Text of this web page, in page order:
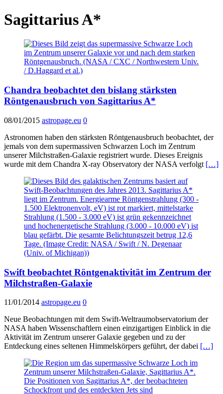
Sagittarius A*
Chandra beobachtet den bislang stärksten
Röntgenausbruch von Sagittarius A*
08/01/2015 astropage.eu 0
Astronomen haben den stärksten Röntgenausbruch beobachtet, der
jemals von dem supermassiven Schwarzen Loch im Zentrum
unserer Milchstraßen-Galaxie registriert wurde. Dieses Ereignis
wurde mit dem Chandra X-ray Observatory der NASA verfolgt […]
Swift beobachtet Röntgenaktivität im Zentrum der
Milchstraßen-Galaxie
11/01/2014 astropage.eu 0
Neue Beobachtungen mit dem Swift-Weltraumobservatorium der
NASA haben Wissenschaftlern einen einzigartigen Einblick in die
Aktivität im Zentrum unserer Galaxie gegeben und zu der
Entdeckung eines seltenen Himmelskörpers geführt, der dabei […]